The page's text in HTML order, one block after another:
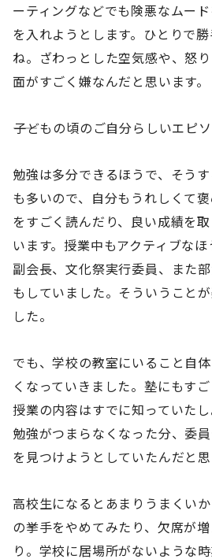
ーティングなどでも険悪なムード
を入れようとします。ひとりで
ね。ざわっとした空気感や、怒
面がすごく嫌なんだと思います。
――子どもの頃のご自分らしいエピ
勉強は多分できるほうで、そう
も多いので、自分もうれしくて
をすごく読んだり、良い成績を
います。授業中もアクティブな
副会長、文化祭実行委員、また
もしていました。そういうこと
した。
でも、学校の教室にいること自
くなっていきました。塾にもすご
授業の内容はすでに知っていた
勉強がつまらなくなった分、委
を見つけようとしていたんだと思
高校生になるとあまりうまくい
の挙手をやめてみたり、欠席が
り。学校に居場所がないような